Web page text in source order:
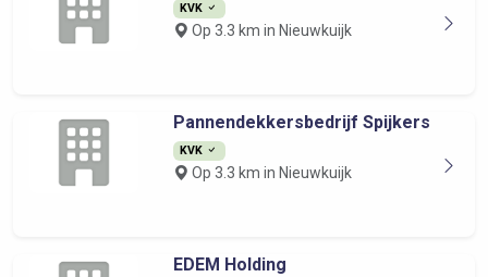
KVK
Op 3.3 km in Nieuwkuijk
Pannendekkersbedrijf Spijkers
KVK
Op 3.3 km in Nieuwkuijk
EDEM Holding